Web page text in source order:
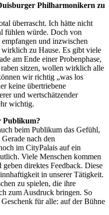
Philharmonikern zu
überrascht. Ich hätte nicht
fühlen würde. Doch von
und inzwischen
zu Hause. Es gibt viele
am Ende einer Probenphase,
sitzen, wollen wirklich alle
wir richtig „was los
keine übertriebene
und wertschätzender
wichtig.
Publikum?
beim Publikum das Gefühl,
nach den
im CityPalais auf ein
Viele Menschen kommen
direktes Feedback. Diese
in unserer Tätigkeit.
zu spielen, die ihre
zum Ausdruck bringen. So
für alle: auf der Bühne